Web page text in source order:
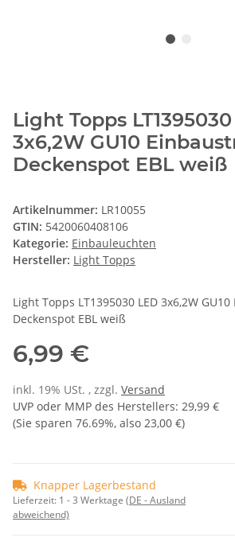
Light Topps
3x6,2W GU10
Deckenspot EBL weiß
Artikelnummer: LR10055
GTIN: 5420060408106
Kategorie: Einbauleuchten
Hersteller: Light Topps
Light Topps LT1395030 LED 3x6,2W
Deckenspot EBL weiß
6,99 €
inkl. 19% USt. , zzgl. Versand
UVP oder MMP des Herstellers: 29,99 €
(Sie sparen 76.69%, also 23,00 €)
Knapper Lagerbestand
Lieferzeit: 1 - 3 Werktage (DE - Ausland
abweichend)